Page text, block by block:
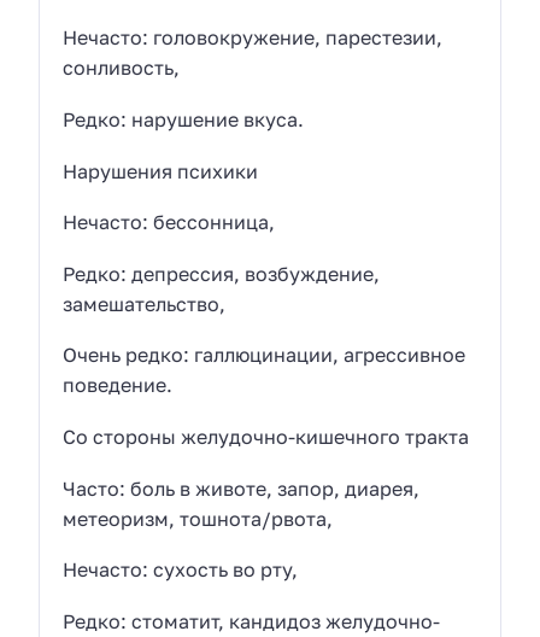
Нечасто: головокружение, парестезии,
сонливость,
Редко: нарушение вкуса.
Нарушения психики
Нечасто: бессонница,
Редко: депрессия, возбуждение,
замешательство,
Очень редко: галлюцинации, агрессивное
поведение.
Со стороны желудочно-кишечного тракта
Часто: боль в животе, запор, диарея,
метеоризм, тошнота/рвота,
Нечасто: сухость во рту,
Редко: стоматит, кандидоз желудочно-